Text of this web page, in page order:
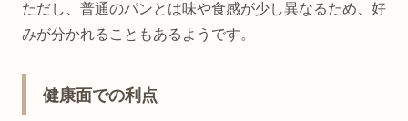
ただし、普通のパンとは味や食感が少し異なるため、好
みが分かれることもあるようです。
健康面での利点